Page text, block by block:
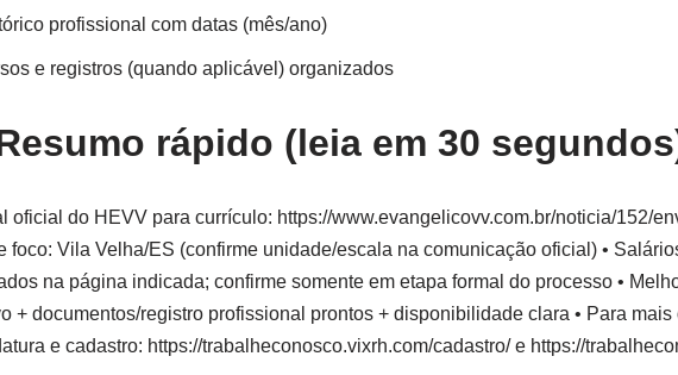
profissional com datas (mês/ano)
e registros (quando aplicável) organizados
rápido (leia em 30
oficial do HEVV para currículo: https://www.evangelicovv.com.br/noticia/152/
foco: Vila Velha/ES (confirme unidade/escala na comunicação oficial) •
na página indicada; confirme somente em etapa formal do processo •
+ documentos/registro profissional prontos + disponibilidade clara • Para mais
e cadastro: https://trabalheconosco.vixrh.com/cadastro/ e https://